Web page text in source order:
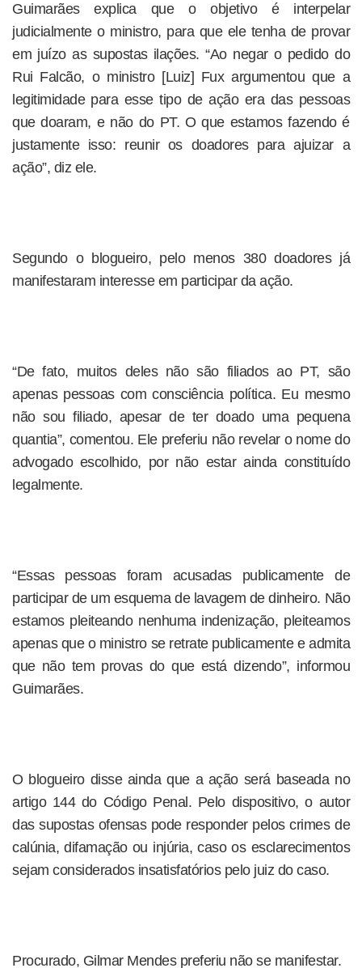
Guimarães explica que o objetivo é interpelar
judicialmente o ministro, para que ele tenha de provar
em juízo as supostas ilações. “Ao negar o pedido do
Rui Falcão, o ministro [Luiz] Fux argumentou que a
legitimidade para esse tipo de ação era das pessoas
que doaram, e não do PT. O que estamos fazendo é
justamente isso: reunir os doadores para ajuizar a
ação”, diz ele.
Segundo o blogueiro, pelo menos 380 doadores já
manifestaram interesse em participar da ação.
“De fato, muitos deles não são filiados ao PT, são
apenas pessoas com consciência política. Eu mesmo
não sou filiado, apesar de ter doado uma pequena
quantia”, comentou. Ele preferiu não revelar o nome do
advogado escolhido, por não estar ainda constituído
legalmente.
“Essas pessoas foram acusadas publicamente de
participar de um esquema de lavagem de dinheiro. Não
estamos pleiteando nenhuma indenização, pleiteamos
apenas que o ministro se retrate publicamente e admita
que não tem provas do que está dizendo”, informou
Guimarães.
O blogueiro disse ainda que a ação será baseada no
artigo 144 do Código Penal. Pelo dispositivo, o autor
das supostas ofensas pode responder pelos crimes de
calúnia, difamação ou injúria, caso os esclarecimentos
sejam considerados insatisfatórios pelo juiz do caso.
Procurado, Gilmar Mendes preferiu não se manifestar.